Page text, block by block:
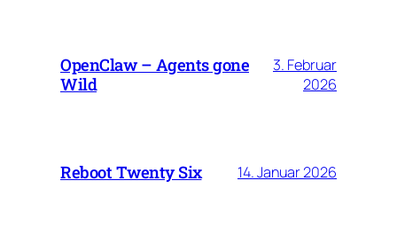
OpenClaw – Agents gone
Wild
3. Februar
2026
Reboot Twenty Six 14. Januar 2026